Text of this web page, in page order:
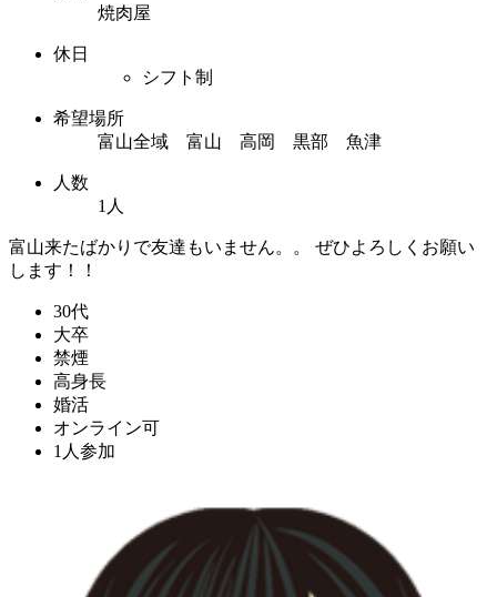
焼肉屋
休日
シフト制
希望場所
富山全域 富山 高岡 黒部 魚津
人数
1人
富山来たばかりで友達もいません。。 ぜひよろしくお願い
します！！
30代
大卒
禁煙
高身長
婚活
オンライン可
1人参加